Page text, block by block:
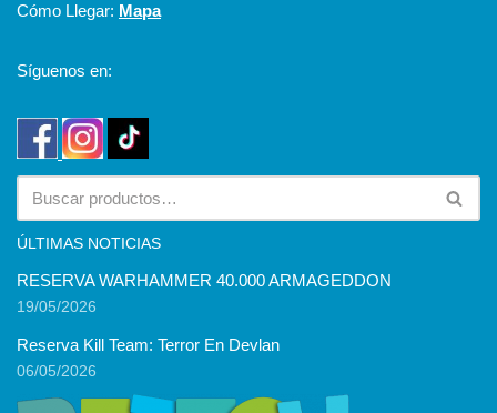
Cómo Llegar: Mapa
Síguenos en:
ÚLTIMAS NOTICIAS
RESERVA WARHAMMER 40.000 ARMAGEDDON
19/05/2026
Reserva Kill Team: Terror En Devlan
06/05/2026